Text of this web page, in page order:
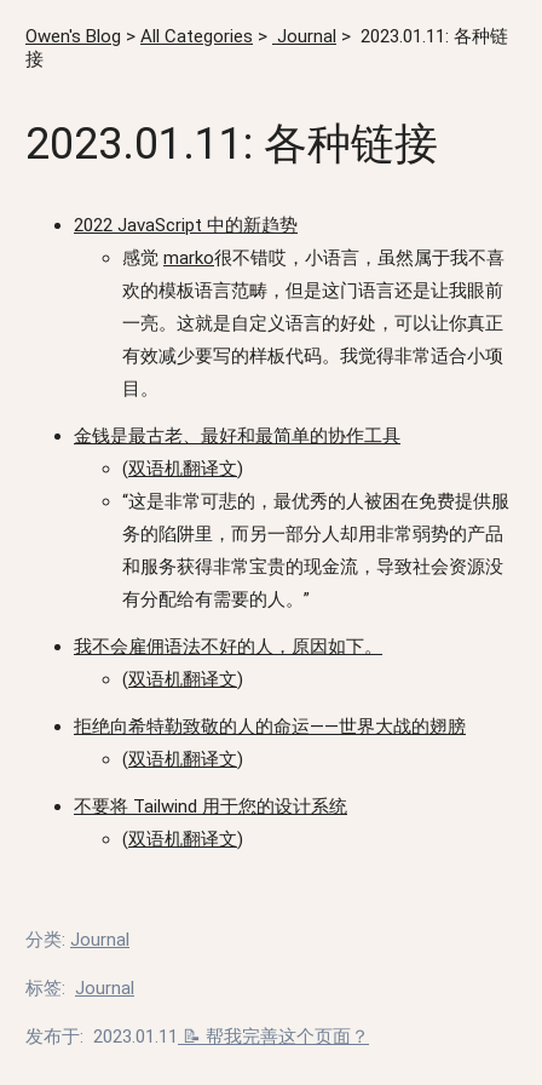
Owen's Blog > All Categories > Journal > 2023.01.11: 各种链
接
2023.01.11: 各种链接
2022 JavaScript 中的新趋势
感觉 marko很不错哎，小语言，虽然属于我不喜
欢的模板语言范畴，但是这门语言还是让我眼前
一亮。这就是自定义语言的好处，可以让你真正
有效减少要写的样板代码。我觉得非常适合小项
目。
金钱是最古老、最好和最简单的协作工具
(双语机翻译文)
“这是非常可悲的，最优秀的人被困在免费提供服
务的陷阱里，而另一部分人却用非常弱势的产品
和服务获得非常宝贵的现金流，导致社会资源没
有分配给有需要的人。”
我不会雇佣语法不好的人，原因如下。
(双语机翻译文)
拒绝向希特勒致敬的人的命运——世界大战的翅膀
(双语机翻译文)
不要将 Tailwind 用于您的设计系统
(双语机翻译文)
分类: Journal
标签: Journal
发布于: 2023.01.11 📝 帮我完善这个页面？